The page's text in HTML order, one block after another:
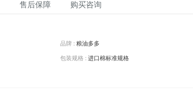
售后保障 购买咨询
品牌 : 粮油多多
包装规格 : 进口棉标准规格